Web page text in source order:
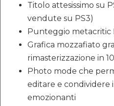
Titolo attesissimo su
vendute su PS3)
Punteggio metacritic
Grafica mozzafiato
rimasterizzazione in
Photo mode che
editare e condividere
emozionanti